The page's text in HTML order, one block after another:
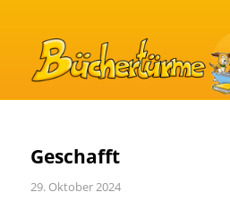
Geschafft
29. Oktober 2024